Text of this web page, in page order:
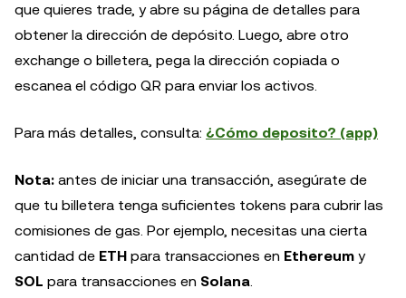
que quieres trade, y abre su página de detalles para
obtener la dirección de depósito. Luego, abre otro
exchange o billetera, pega la dirección copiada o
escanea el código QR para enviar los activos.
Para más detalles, consulta: ¿Cómo deposito? (app)
Nota: antes de iniciar una transacción, asegúrate de
que tu billetera tenga suficientes tokens para cubrir las
comisiones de gas. Por ejemplo, necesitas una cierta
cantidad de ETH para transacciones en Ethereum y
SOL para transacciones en Solana.